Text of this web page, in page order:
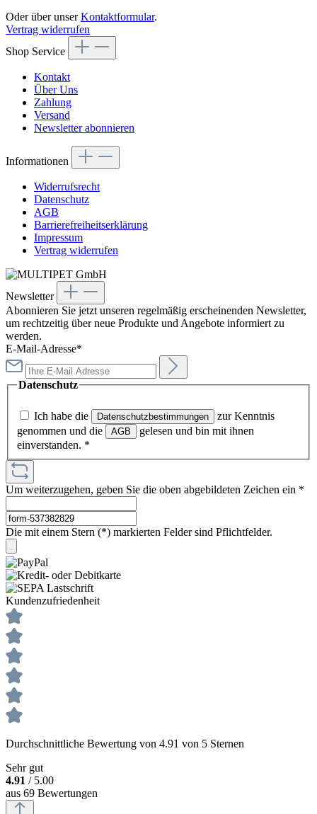
Oder über unserKontaktformular.
Vertrag widerrufen
Shop Service
Kontakt
Über Uns
Zahlung
Versand
Newsletter abonnieren
Informationen
Widerrufsrecht
Datenschutz
AGB
Barrierefreiheitserklärung
Impressum
Vertrag widerrufen
Newsletter
Abonnieren Sie jetzt unseren regelmäßig erscheinenden Newsletter,
um rechtzeitig über neue Produkte und Angebote informiert zu
werden.
E-Mail-Adresse*
Datenschutz
Ich habe die Datenschutzbestimmungen
zur Kenntnis
genommen und die
AGB
gelesen und bin mit ihnen
einverstanden. *
Um weiterzugehen, geben Sie die oben abgebildeten Zeichen ein *
Die mit einem Stern (*) markierten Felder sind Pflichtfelder.
Kundenzufriedenheit
Durchschnittliche Bewertung von 4.91 von 5 Sternen
Sehr gut
4.91 / 5.00
aus 69 Bewertungen